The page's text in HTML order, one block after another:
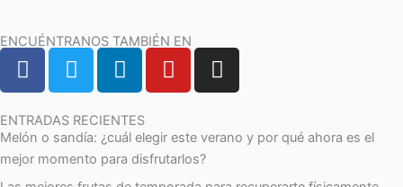
ENCUÉNTRANOS TAMBIÉN EN
F
a
e
b
o
T
w
t
t
e
L
i
k
e
d
Y
o
u
b
I
n
a
ENTRADAS RECIENTES
Melón o sandía: ¿cuál elegir este verano y por qué ahora es el
mejor momento para disfrutarlos?